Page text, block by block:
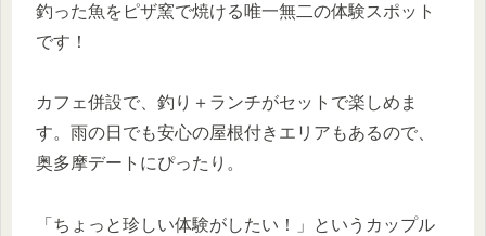
釣った魚をピザ窯で焼ける唯一無二の体験スポット
です！
カフェ併設で、釣り＋ランチがセットで楽しめま
す。雨の日でも安心の屋根付きエリアもあるので、
奥多摩デートにぴったり。
「ちょっと珍しい体験がしたい！」というカップル